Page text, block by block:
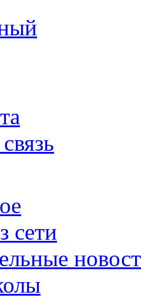
сети